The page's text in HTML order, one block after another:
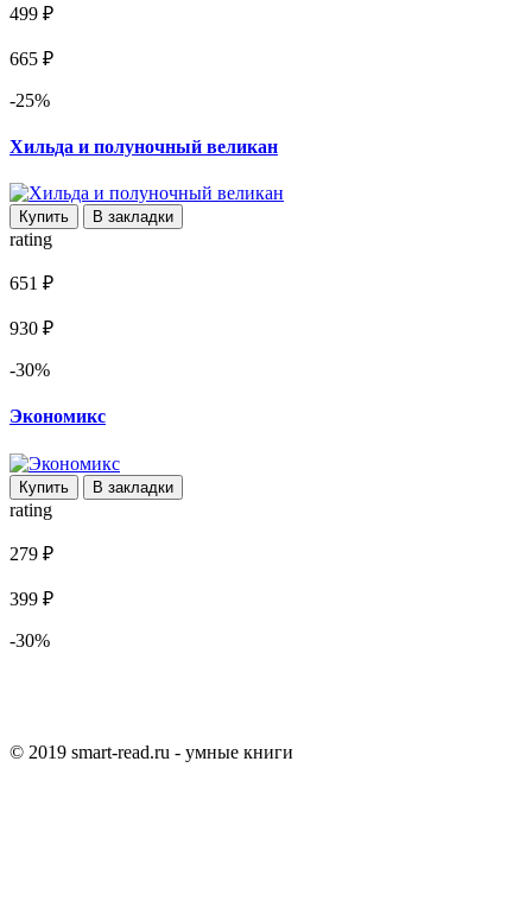
499 ₽
665 ₽
-25%
Хильда и полуночный великан
Купить В закладки
rating
651 ₽
930 ₽
-30%
Экономикс
Купить В закладки
rating
279 ₽
399 ₽
-30%
© 2019 smart-read.ru - умные книги